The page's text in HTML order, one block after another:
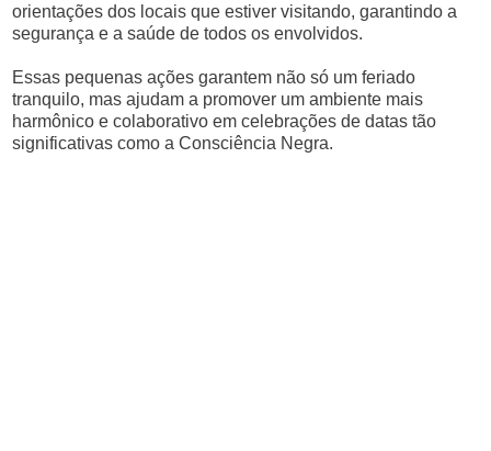
orientações dos locais que estiver visitando, garantindo a
segurança e a saúde de todos os envolvidos.
Essas pequenas ações garantem não só um feriado
tranquilo, mas ajudam a promover um ambiente mais
harmônico e colaborativo em celebrações de datas tão
significativas como a Consciência Negra.